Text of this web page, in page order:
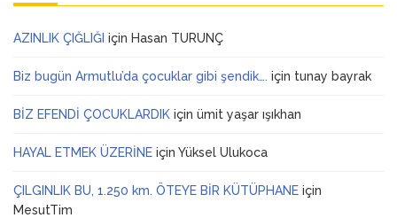
AZINLIK ÇIĞLIĞI için Hasan TURUNÇ
Biz bugün Armutlu’da çocuklar gibi şendik…. için tunay bayrak
BİZ EFENDİ ÇOCUKLARDIK için ümit yaşar ışıkhan
HAYAL ETMEK ÜZERİNE için Yüksel Ulukoca
ÇILGINLIK BU, 1.250 km. ÖTEYE BİR KÜTÜPHANE için
MesutTim